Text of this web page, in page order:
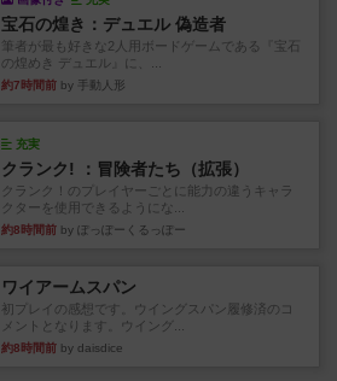
宝石の煌き：デュエル 偽造者
筆者が最も好きな2人用ボードゲームである『宝石
の煌めき デュエル』に、...
約7時間前 by 手動人形
充実
クランク! ：冒険者たち（拡張）
クランク！のプレイヤーごとに能力の違うキャラ
クターを使用できるようにな...
約8時間前 by ぽっぽーくるっぽー
ワイアームスパン
初プレイの感想です。ウイングスパン履修済のコ
メントとなります。ウイング...
約8時間前 by daisdice